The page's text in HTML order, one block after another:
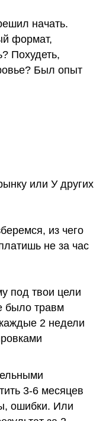
начать.
формат,
Похудеть,
Был опыт
или У других
из чего
не за час
под твои цели
было травм
2 недели
3-6 месяцев
ошибки. Или